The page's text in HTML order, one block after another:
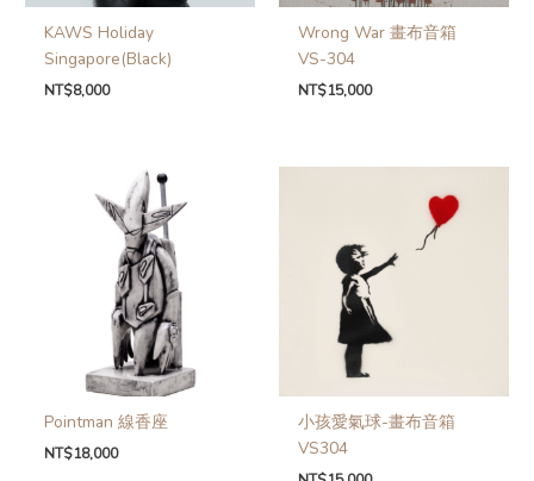
KAWS Holiday
Singapore(Black)
NT$8,000
Wrong War 畫布音箱
VS-304
NT$15,000
Pointman 線香座
NT$18,000
小孩愛氣球-畫布音箱
VS304